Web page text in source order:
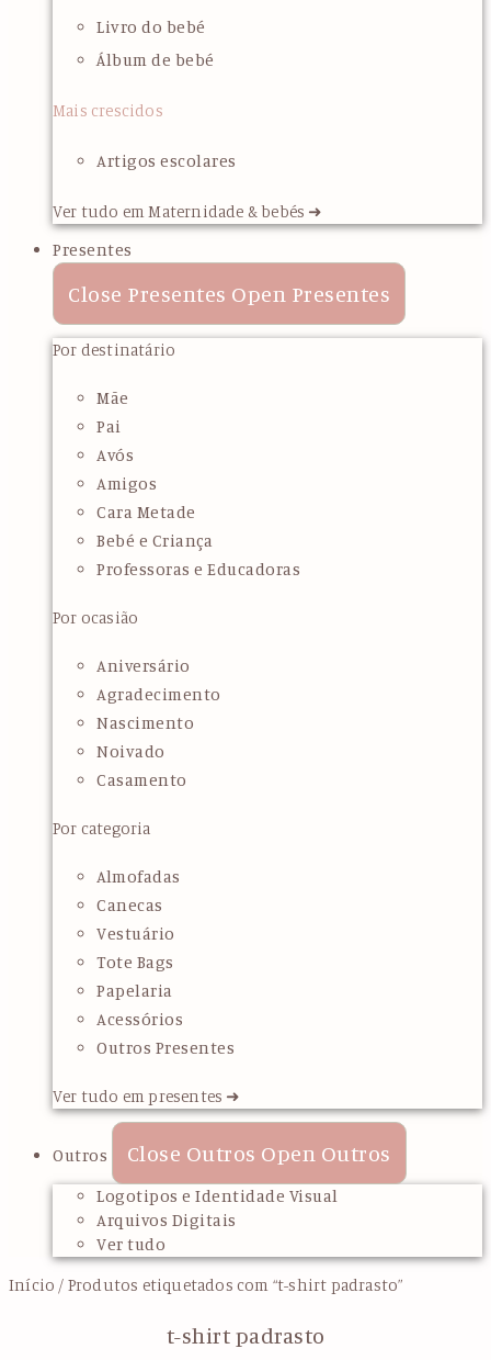
Livro do bebé
Álbum de bebé
Mais crescidos
Artigos escolares
Ver tudo em Maternidade & bebés ➜
Presentes
Close Presentes Open Presentes
Por destinatário
Mãe
Pai
Avós
Amigos
Cara Metade
Bebé e Criança
Professoras e Educadoras
Por ocasião
Aniversário
Agradecimento
Nascimento
Noivado
Casamento
Por categoria
Almofadas
Canecas
Vestuário
Tote Bags
Papelaria
Acessórios
Outros Presentes
Ver tudo em presentes ➜
Outros Close Outros Open Outros
Logotipos e Identidade Visual
Arquivos Digitais
Ver tudo
Início / Produtos etiquetados com “t-shirt padrasto”
t-shirt padrasto